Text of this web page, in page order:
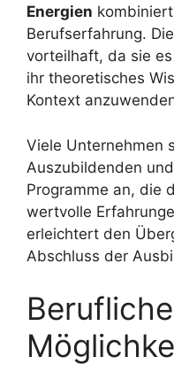
Energien
Berufserfahrung.
vorteilhaft, da sie
ihr theoretisches
Kontext
Viele Unternehmen
Auszubildenden
Programme an, die
wertvolle
erleichtert den
Abschluss der
Berufliche